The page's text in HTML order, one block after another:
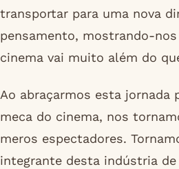
transportar para uma nova
pensamento, mostrando-
cinema vai muito além do
Ao abraçarmos esta jornada
meca do cinema, nos
meros espectadores.
integrante desta indústria de